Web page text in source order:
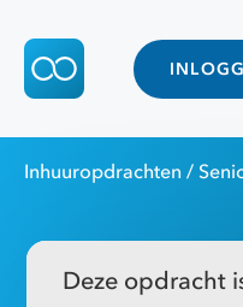
Inhuuropdrachten /
Deze opdracht